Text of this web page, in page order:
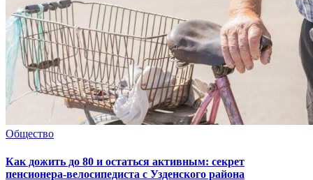
Общество
Как дожить до 80 и остаться активным: секрет
пенсионера-велосипедиста с Узденского района